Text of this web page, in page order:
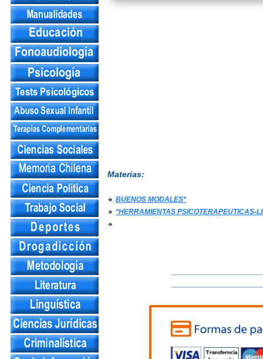
Materias:
BUENOS MODALES*
*HERRAMIENTAS PSICOTERAPEUTICAS-